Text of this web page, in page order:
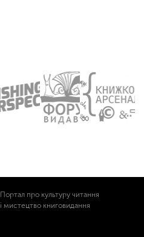
Портал про культуру читання
і мистецтво книговидання